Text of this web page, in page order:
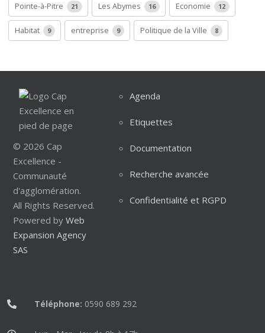
Pointe-à-Pitre 21 Les Abymes 16 Economie 12
Habitat 9 entreprise 9 Politique de la Ville 8
© 2026 Cap
Excellence -
Communauté
d'agglomération.
All Rights Reserved.
Powered by Web
Expansion Agency
SAS
Agenda
Etiquettes
Documentation
Recherche avancée
Confidentialité et RGPD
Téléphone: 0590 689 292